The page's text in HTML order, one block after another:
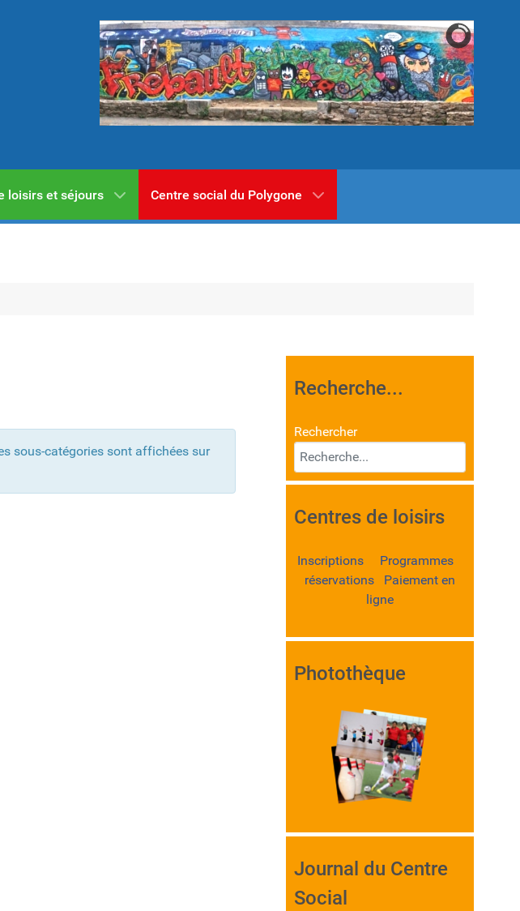
loisirs et séjours Centre social du Polygone
sous-catégories sont affichées sur
Recherche...
Rechercher
Centres de loisirs
Inscriptions Programmes
réservations Paiement en
ligne
Photothèque
Journal du Centre
Social